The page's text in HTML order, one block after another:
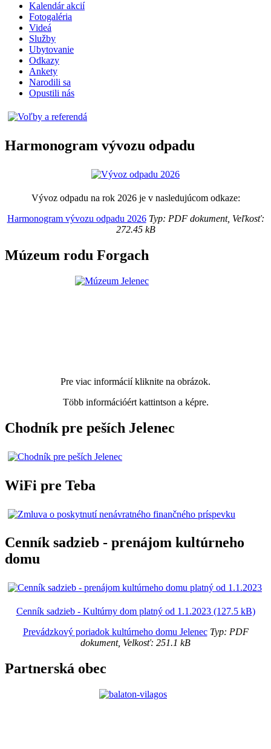
Kalendár akcií
Fotogaléria
Videá
Služby
Ubytovanie
Odkazy
Ankety
Narodili sa
Opustili nás
Harmonogram vývozu odpadu
Vývoz odpadu na rok 2026 je v nasledujúcom odkaze:
Harmonogram vývozu odpadu 2026Typ: PDF dokument, Veľkosť:
272.45 kB
Múzeum rodu Forgach
Pre viac informácií kliknite na obrázok.
Több információért kattintson a képre.
Chodník pre peších Jelenec
WiFi pre Teba
Cenník sadzieb - prenájom kultúrneho
domu
Cenník sadzieb - Kultúrny dom platný od 1.1.2023 (127.5 kB)
Prevádzkový poriadok kultúrneho domu JelenecTyp: PDF
dokument, Velkosť: 251.1 kB
Partnerská obec